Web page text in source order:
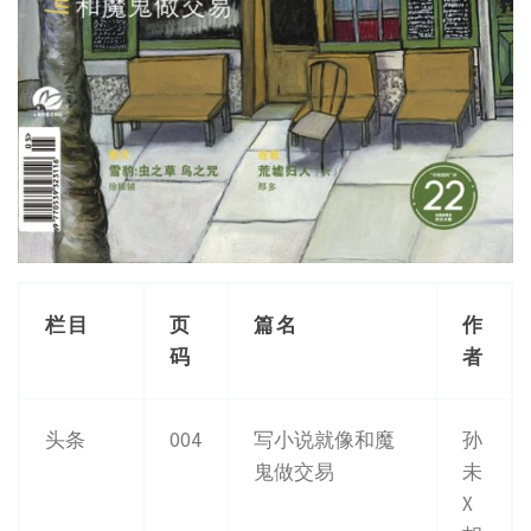
栏目
页
码
篇名
作
者
头条 004
写小说就像和魔
鬼做交易
孙
未
X